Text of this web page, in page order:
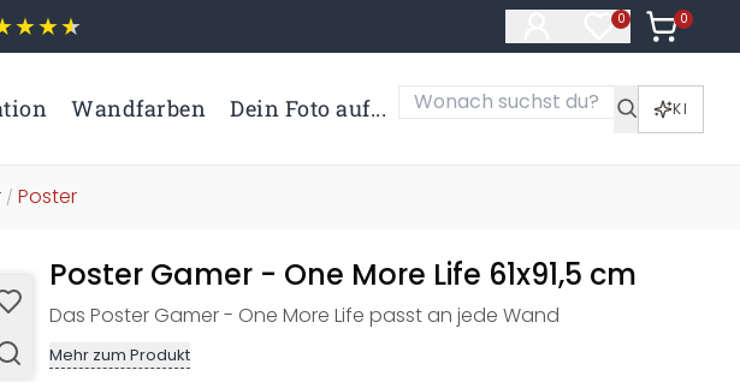
0
Artikel im
0
Artikel
Wandfarben Dein Foto auf... KI
/ Poster
Poster Gamer - One More Life 61x91,5 cm
Das Poster Gamer - One More Life passt an jede Wand
Mehr zum Produkt